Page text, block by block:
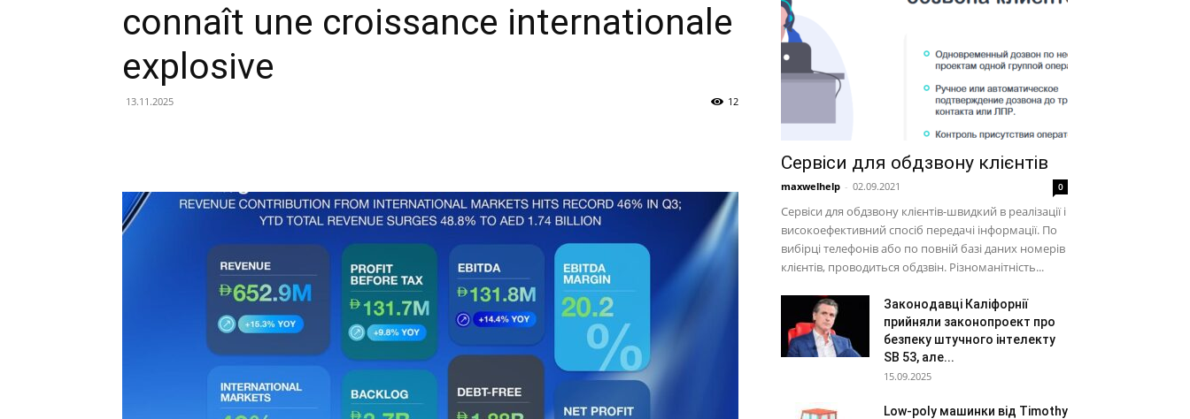
connaît une croissance internationale
explosive
13.11.2025 12
Сервіси для обдзвону клієнтів
maxwelhelp - 02.09.2021 0
Сервіси для обдзвону клієнтів-швидкий в реалізації і
високоефективний спосіб передачі інформації. По
вибірці телефонів або по повній базі даних номерів
клієнтів, проводиться обдзвін. Різноманітність...
Законодавці Каліфорнії
прийняли законопроект про
безпеку штучного інтелекту
SB 53, але...
15.09.2025
Low-poly машинки від Timothy